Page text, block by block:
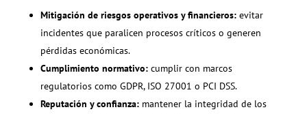
Mitigación de riesgos operativos y financieros:evitar
incidentes que paralicen procesos críticos o generen
pérdidas económicas.
Cumplimiento normativo:cumplir con marcos
regulatorios como GDPR, ISO 27001 o PCI DSS.
Reputación y confianza:mantener la integridad de los